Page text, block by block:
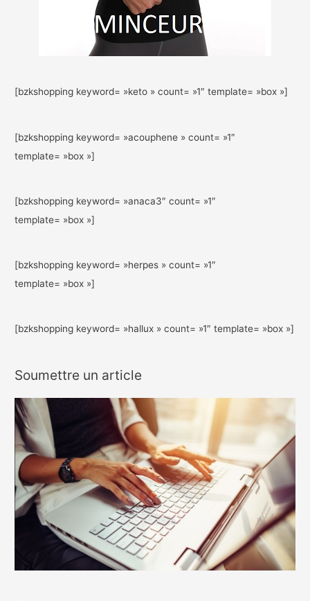
[bzkshopping keyword= »keto » count= »1″ template= »box »]
[bzkshopping keyword= »acouphene » count= »1″
template= »box »]
[bzkshopping keyword= »anaca3″ count= »1″
template= »box »]
[bzkshopping keyword= »herpes » count= »1″
template= »box »]
[bzkshopping keyword= »hallux » count= »1″ template= »box »]
Soumettre un article